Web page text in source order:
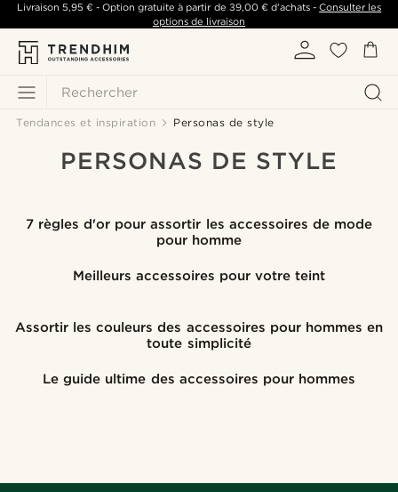
Rechercher
Livraison 5,95 €- Option gratuite à partir de 39,00 €d'achats -Consulter les
options de livraison
Tendances et inspiration Personas de style
PERSONAS DE STYLE
7 règles d'or pour assortir les accessoires de mode
pour homme
Meilleurs accessoires pour votre teint
Assortir les couleurs des accessoires pour hommes en
toute simplicité
Le guide ultime des accessoires pour hommes